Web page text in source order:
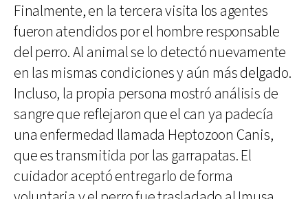
Finalmente, en la tercera visita los agentes
fueron atendidos por el hombre responsable
del perro. Al animal se lo detectó nuevamente
en las mismas condiciones y aún más delgado.
Incluso, la propia persona mostró análisis de
sangre que reflejaron que el can ya padecía
una enfermedad llamada Heptozoon Canis,
que es transmitida por las garrapatas. El
cuidador aceptó entregarlo de forma